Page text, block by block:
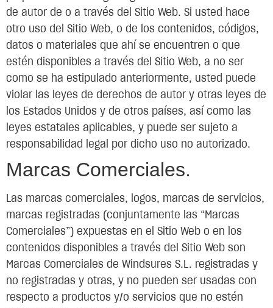
de autor de o a través del Sitio Web. Si usted hace
otro uso del Sitio Web, o de los contenidos, códigos,
datos o materiales que ahí se encuentren o que
estén disponibles a través del Sitio Web, a no ser
como se ha estipulado anteriormente, usted puede
violar las leyes de derechos de autor y otras leyes de
los Estados Unidos y de otros países, así como las
leyes estatales aplicables, y puede ser sujeto a
responsabilidad legal por dicho uso no autorizado.
Marcas Comerciales.
Las marcas comerciales, logos, marcas de servicios,
marcas registradas (conjuntamente las “Marcas
Comerciales”) expuestas en el Sitio Web o en los
contenidos disponibles a través del Sitio Web son
Marcas Comerciales de Windsures S.L. registradas y
no registradas y otras, y no pueden ser usadas con
respecto a productos y/o servicios que no estén